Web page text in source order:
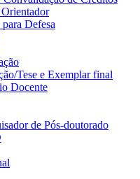
Defesa
Tese e Exemplar final
Docente
de Pós-doutorado